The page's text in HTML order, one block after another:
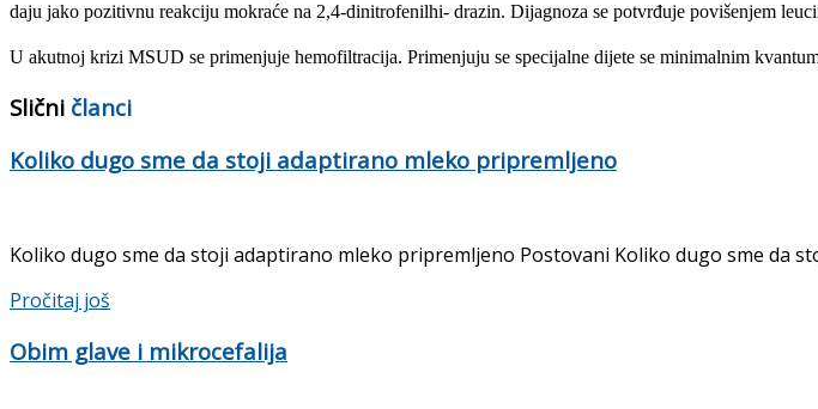
daju jako pozitivnu reakciju mokraće na 2,4-dinitrofenilhi- drazin. Dijagnoza se potvrđuje povišenjem
U akutnoj krizi MSUD se primenjuje hemofiltracija. Primenjuju se specijalne dijete se minimalnim
Slični članci
Koliko dugo sme da stoji adaptirano mleko pripremljeno
Koliko dugo sme da stoji adaptirano mleko pripremljeno Postovani Koliko dugo sme da
Pročitaj još
Obim glave i mikrocefalija